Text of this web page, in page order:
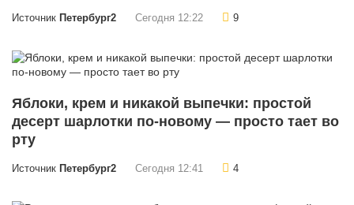
Источник Петербург2 Сегодня 12:22 9
Яблоки, крем и никакой выпечки: простой
десерт шарлотки по-новому — просто тает во
рту
Источник Петербург2 Сегодня 12:41 4